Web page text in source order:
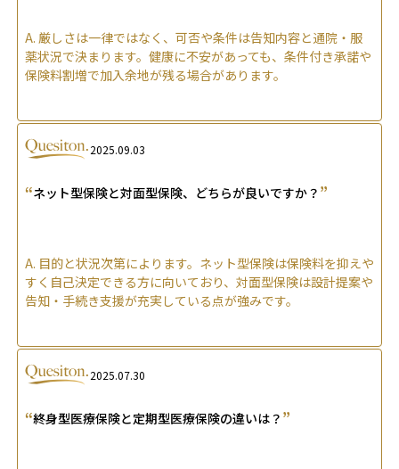
A. 厳しさは一律ではなく、可否や条件は告知内容と通院・服
薬状況で決まります。健康に不安があっても、条件付き承諾や
保険料割増で加入余地が残る場合があります。
2025.09.03
“ネット型保険と対面型保険、どちらが良いですか？ ”
A. 目的と状況次第によります。ネット型保険は保険料を抑えや
すく自己決定できる方に向いており、対面型保険は設計提案や
告知・手続き支援が充実している点が強みです。
2025.07.30
“終身型医療保険と定期型医療保険の違いは？ ”